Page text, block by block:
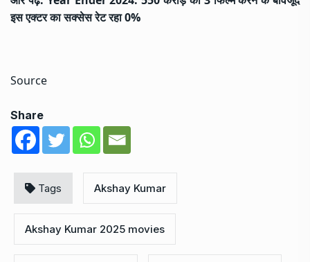
इस एक्टर का सक्सेस रेट रहा 0%
Source
Share
Tags Akshay Kumar
Akshay Kumar 2025 movies